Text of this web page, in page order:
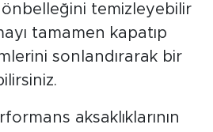
önbelleğini temizleyebilir
tamamen kapatıp
sonlandırarak bir
aksaklıklarının